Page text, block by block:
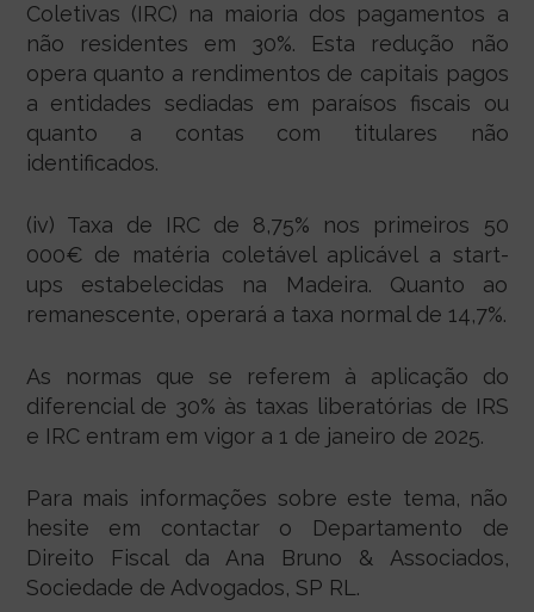
Coletivas (IRC) na maioria dos pagamentos a
não residentes em 30%. Esta redução não
opera quanto a rendimentos de capitais pagos
a entidades sediadas em paraísos fiscais ou
quanto a contas com titulares não
identificados.
(iv) Taxa de IRC de 8,75% nos primeiros 50
000€ de matéria coletável aplicável a start-
ups estabelecidas na Madeira. Quanto ao
remanescente, operará a taxa normal de 14,7%.
As normas que se referem à aplicação do
diferencial de 30% às taxas liberatórias de IRS
e IRC entram em vigor a 1 de janeiro de 2025.
Para mais informações sobre este tema, não
hesite em contactar o Departamento de
Direito Fiscal da Ana Bruno & Associados,
Sociedade de Advogados, SP RL.